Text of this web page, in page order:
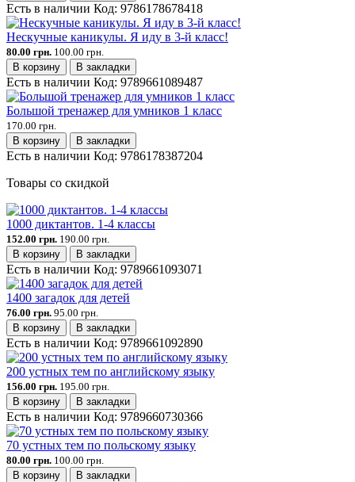
Есть в наличии Код: 9786178678418
Нескучные каникулы. Я иду в 3-й класс!
80.00 грн. 100.00 грн.
В корзину
В закладки
Есть в наличии Код: 9789661089487
Большой тренажер для умников 1 класс
170.00 грн.
В корзину
В закладки
Есть в наличии Код: 9786178387204
Товары со скидкой
1000 диктантов. 1-4 классы
152.00 грн. 190.00 грн.
В корзину
В закладки
Есть в наличии Код: 9789661093071
1400 загадок для детей
76.00 грн. 95.00 грн.
В корзину
В закладки
Есть в наличии Код: 9789661092890
200 устных тем по английскому языку
156.00 грн. 195.00 грн.
В корзину
В закладки
Есть в наличии Код: 9789660730366
70 устных тем по польскому языку
80.00 грн. 100.00 грн.
В корзину
В закладки